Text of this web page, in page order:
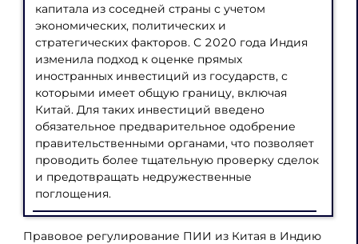
капитала из соседней страны с учетом
экономических, политических и
стратегических факторов. С 2020 года Индия
изменила подход к оценке прямых
иностранных инвестиций из государств, с
которыми имеет общую границу, включая
Китай. Для таких инвестиций введено
обязательное предварительное одобрение
правительственными органами, что позволяет
проводить более тщательную проверку сделок
и предотвращать недружественные
поглощения.
Правовое регулирование ПИИ из Китая в Индию